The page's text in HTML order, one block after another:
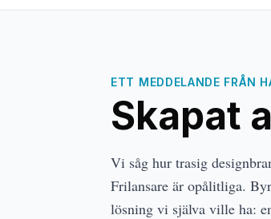
ETT MEDDELANDE FRÅN
Skapat
Vi såg hur trasig
Frilansare är opålitliga.
lösning vi själva ville ha: